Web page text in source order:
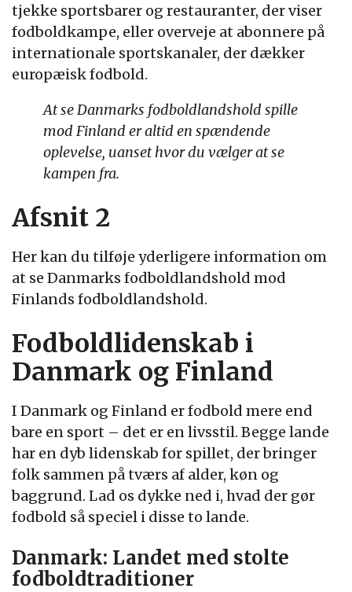
tjekke sportsbarer og restauranter, der viser
fodboldkampe, eller overveje at abonnere på
internationale sportskanaler, der dækker
europæisk fodbold.
At se Danmarks fodboldlandshold spille
mod Finland er altid en spændende
oplevelse, uanset hvor du vælger at se
kampen fra.
Afsnit 2
Her kan du tilføje yderligere information om
at se Danmarks fodboldlandshold mod
Finlands fodboldlandshold.
Fodboldlidenskab i
Danmark og Finland
I Danmark og Finland er fodbold mere end
bare en sport – det er en livsstil. Begge lande
har en dyb lidenskab for spillet, der bringer
folk sammen på tværs af alder, køn og
baggrund. Lad os dykke ned i, hvad der gør
fodbold så speciel i disse to lande.
Danmark: Landet med stolte
fodboldtraditioner